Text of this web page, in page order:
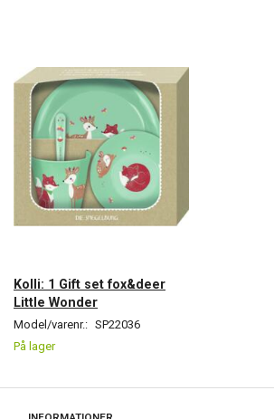
Kolli: 1 Gift set fox&deer
Little Wonder
Model/varenr.: SP22036
På lager